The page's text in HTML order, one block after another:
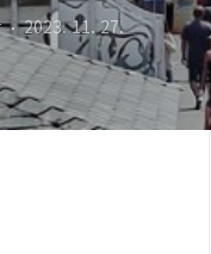
2023. 11. 27.